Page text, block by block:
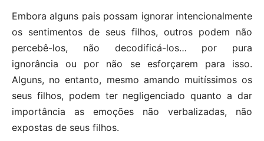
Embora alguns pais possam ignorar intencionalmente
os sentimentos de seus filhos, outros podem não
percebê-los, não decodificá-los… por pura
ignorância ou por não se esforçarem para isso.
Alguns, no entanto, mesmo amando muitíssimos os
seus filhos, podem ter negligenciado quanto a dar
importância as emoções não verbalizadas, não
expostas de seus filhos.